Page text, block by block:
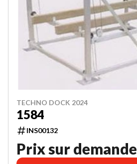
TECHNO DOCK 2024
1584
INS00132
Prix sur demande